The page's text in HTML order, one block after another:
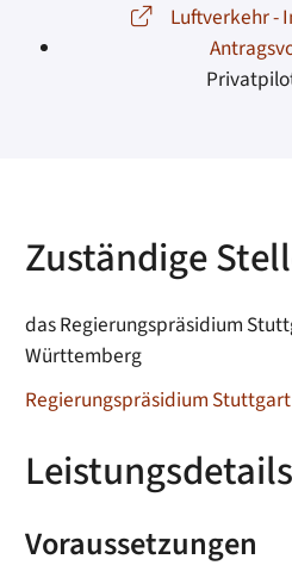
Luftverkehr -
Zuständige
das Regierungspräsidium
Württemberg
Regierungspräsidium Stuttgart
Leistungsdetails
Voraussetzungen